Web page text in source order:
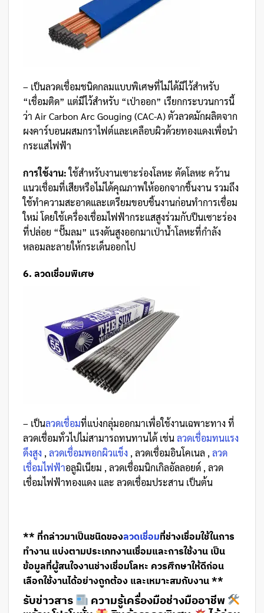
– เป็นลวดเชื่อมชนิดกลมแบบพิเศษที่ไม่ได้มีไว้สำหรับ
“เชื่อมติด” แต่มีไว้สำหรับ “เป่าออก” เรียกกระบวนการนี้
ว่า Air Carbon Arc Gouging (CAC-A) ตัวลวดมักผลิตจาก
ผงคาร์บอนผสมกราไฟต์และเคลือบผิวด้วยทองแดงเพื่อนำ
กระแสไฟฟ้า
การใช้งาน:ใช้สำหรับงานเซาะร่องโลหะ ตัดโลหะ คว้าน
แนวเชื่อมที่เสียหรือไม่ได้คุณภาพให้ออกจากชิ้นงาน รวมถึง
ใช้ทำความสะอาดและเตรียมขอบชิ้นงานก่อนทำการเชื่อม
ใหม่ โดยใช้เครื่องเชื่อมไฟฟ้ากระแสสูงร่วมกับปืนเซาะร่อง
ที่ปล่อย “ปั๊มลม” แรงดันสูงออกมาเป่าน้ำโลหะที่กำลัง
หลอมละลายให้กระเด็นออกไป
6. ลวดเชื่อมพิเศษ
– เป็นลวดเชื่อมที่แบ่งกลุ่มออกมาเพื่อใช้งานเฉพาะทาง ที่
ลวดเชื่อมทั่วไปไม่สามารถทนทานได้ เช่นลวดเชื่อมทนแรง
ดึงสูง ,ลวดเชื่อมพอกผิวแข็ง , ลวดเชื่อมอินโคเนล ,ลวด
เชื่อมไฟฟ้าอลูมิเนียม , ลวดเชื่อมนิกเกิลอัลลอยด์ , ลวด
เชื่อมไฟฟ้าทองแดง และ ลวดเชื่อมประสาน เป็นต้น
** ที่กล่าวมาเป็นชนิดของลวดเชื่อมที่ช่างเชื่อมใช้ในการ
ทำงาน แบ่งตามประเภทงานเชื่อมและการใช้งาน เป็น
ข้อมูลที่ผู้สนใจงานช่างเชื่อมโลหะ ควรศึกษาให้ดีก่อน
เลือกใช้งานได้อย่างถูกต้อง และเหมาะสมกับงาน **
รับข่าวสาร
ความรู้เครื่องมือช่างมืออาชีพ